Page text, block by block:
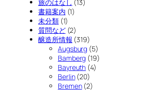
旅のはなし (13)
書籍案内 (1)
未分類(1)
質問など(2)
醸造所情報 (319)
Augsburg (5)
Bamberg (19)
Bayreuth (4)
Berlin(20)
Bremen(2)